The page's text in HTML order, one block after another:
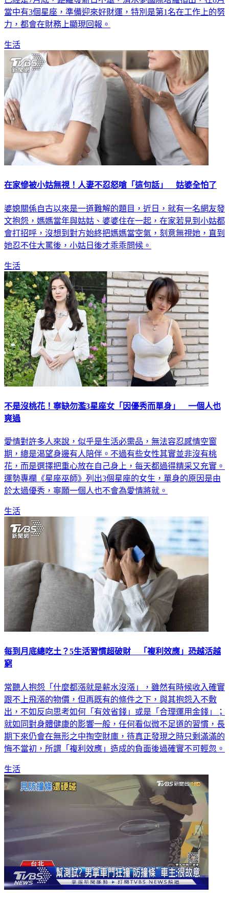
當中有3個星座，準備迎來好財運，特別是第1名在工作上的努
力，都會在財務上顯現回報。
生活
在家慘被小姑無視！人妻不忍怒嗆「這句話」 姑婆全怕了
婆媳關係自古以來是一道難解的題目，近日，就有一名網友發
文抱怨，媽媽當年與姑姑、婆婆住在一起，在家若見到小姑都
會打招呼，沒想到對方始終把媽媽當空氣，刻意無視她，直到
她忍不住大罵後，小姑日後才乖乖問候。
生活
不是沒桃花！寧缺勿濫3星座女「因優秀而單身」 一個人也
爽過
愛情對許多人來說，似乎是生活必需品，無法容忍感情空窗
期，總是渴望身邊有人陪伴。不過有些女性其實並非沒有桃
花，而是選擇把重心放在自己身上，每天都過得精采又充實。
運勢專欄《星座巫師》列出3個星座的女生，單身的原因是由
於太過優秀，寧願一個人也不會為愛情將就。
生活
每到月底總吃土？5生活習慣超破財 「複利效應」恐越活越
窮
常聽人抱怨「什麼都漲就是薪水沒漲」，雖然有時候收入確實
跟不上飛漲的物價，但再既有的條件之下，與其抱怨入不敷
出，不如反向思考如何「有效省錢」或是「合理運用金錢」；
就如同對身體健康的影響一般，任何看似微不足道的習慣，長
期下來仍會在無形之中掏空財庫，待真正發現之時只剩滿滿的
悔不當初，所謂「複利效應」造成的負面後過確實不可輕忽。
生活